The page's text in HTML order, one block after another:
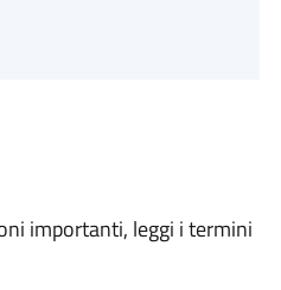
importanti, leggi i termini